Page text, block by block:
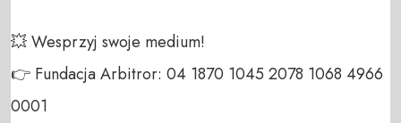
💥 Wesprzyj swoje medium!
👉 Fundacja Arbitror: 04 1870 1045 2078 1068 4966
0001